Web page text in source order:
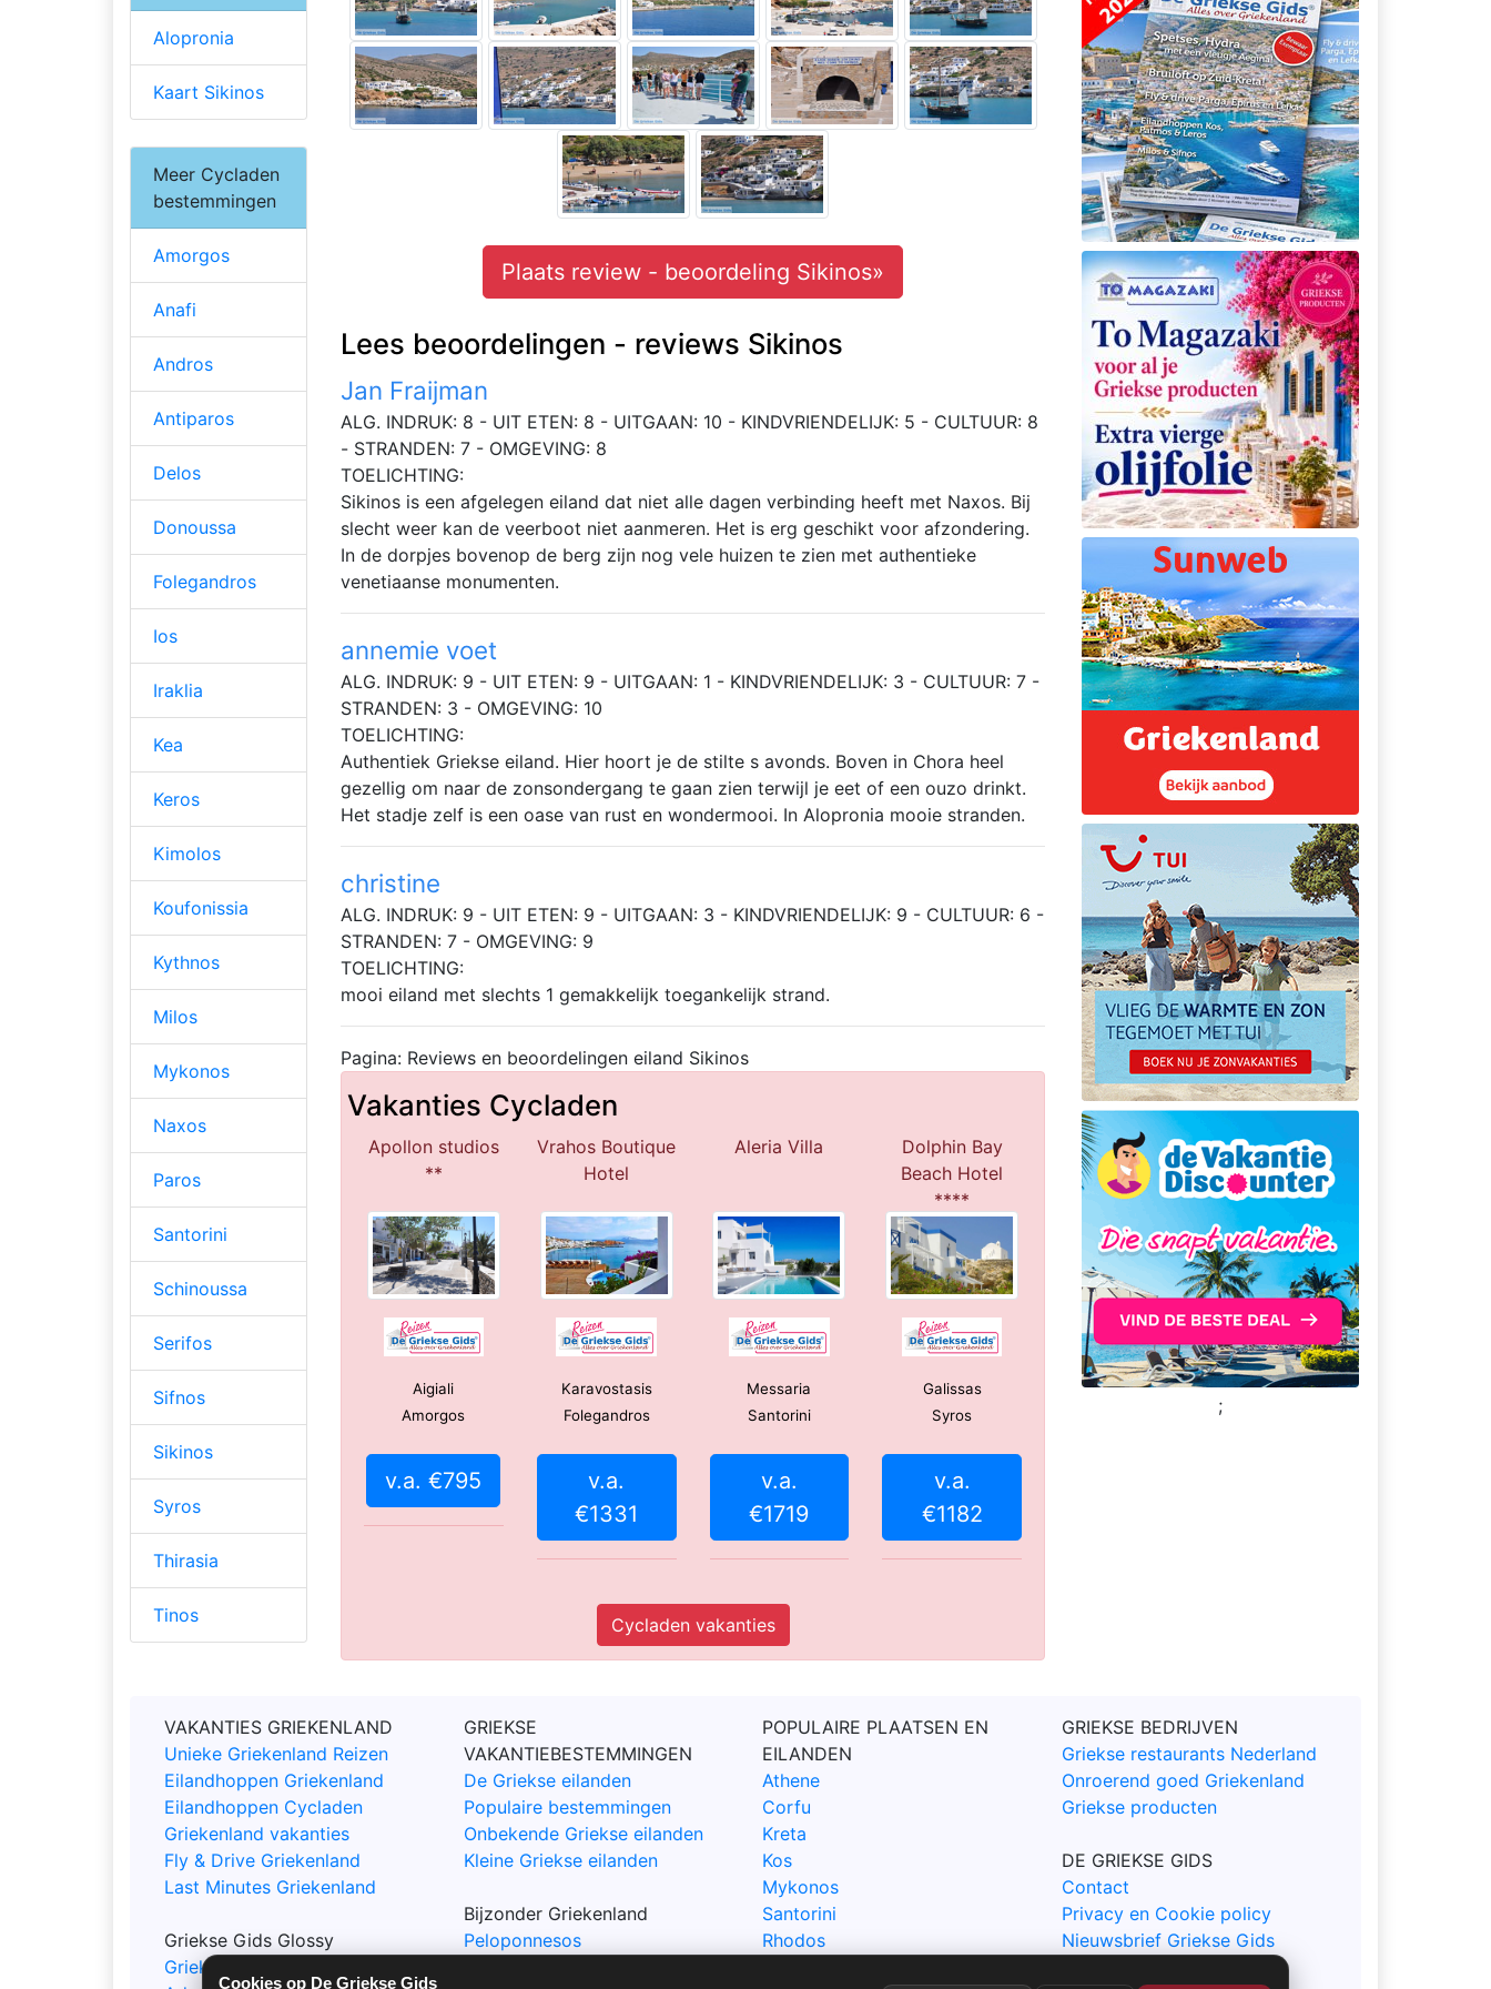
Cookies op De Griekse Gids
Plaats review - beoordeling Sikinos»
Lees beoordelingen - reviews Sikinos
Jan Fraijman
ALG. INDRUK: 8 - UIT ETEN: 8 - UITGAAN: 10 - KINDVRIENDELIJK: 5 - CULTUUR: 8
- STRANDEN: 7 - OMGEVING: 8
TOELICHTING:
Sikinos is een afgelegen eiland dat niet alle dagen verbinding heeft met Naxos. Bij
slecht weer kan de veerboot niet aanmeren. Het is erg geschikt voor afzondering.
In de dorpjes bovenop de berg zijn nog vele huizen te zien met authentieke
venetiaanse monumenten.
annemie voet
ALG. INDRUK: 9 - UIT ETEN: 9 - UITGAAN: 1 - KINDVRIENDELIJK: 3 - CULTUUR: 7 -
STRANDEN: 3 - OMGEVING: 10
TOELICHTING:
Authentiek Griekse eiland. Hier hoort je de stilte s avonds. Boven in Chora heel
gezellig om naar de zonsondergang te gaan zien terwijl je eet of een ouzo drinkt.
Het stadje zelf is een oase van rust en wondermooi. In Alopronia mooie stranden.
christine
ALG. INDRUK: 9 - UIT ETEN: 9 - UITGAAN: 3 - KINDVRIENDELIJK: 9 - CULTUUR: 6 -
STRANDEN: 7 - OMGEVING: 9
TOELICHTING:
mooi eiland met slechts 1 gemakkelijk toegankelijk strand.
Pagina: Reviews en beoordelingen eiland Sikinos
Vakanties Cycladen
Apollon studios
**
Aigiali
Amorgos
v.a. €795
Vrahos Boutique
Hotel
Karavostasis
Folegandros
v.a.
€1331
Aleria Villa
Messaria
Santorini
v.a.
€1719
Dolphin Bay
Beach Hotel
****
Galissas
Syros
v.a.
€1182
Cycladen vakanties
Alopronia
Kaart Sikinos
Meer Cycladen
bestemmingen
Amorgos
Anafi
Andros
Antiparos
Delos
Donoussa
Folegandros
Ios
Iraklia
Kea
Keros
Kimolos
Koufonissia
Kythnos
Milos
Mykonos
Naxos
Paros
Santorini
Schinoussa
Serifos
Sifnos
Sikinos
Syros
Thirasia
Tinos
;
VAKANTIES GRIEKENLAND
Unieke Griekenland Reizen
Eilandhoppen Griekenland
Eilandhoppen Cycladen
Griekenland vakanties
Fly & Drive Griekenland
Last Minutes Griekenland
Griekse Gids Glossy
Griekse Gids Glossy Bestellen
GRIEKSE
VAKANTIEBESTEMMINGEN
De Griekse eilanden
Populaire bestemmingen
Onbekende Griekse eilanden
Kleine Griekse eilanden
Bijzonder Griekenland
Peloponnesos
POPULAIRE PLAATSEN EN
EILANDEN
Athene
Corfu
Kreta
Kos
Mykonos
Santorini
Rhodos
GRIEKSE BEDRIJVEN
Griekse restaurants Nederland
Onroerend goed Griekenland
Griekse producten
DE GRIEKSE GIDS
Contact
Privacy en Cookie policy
Nieuwsbrief Griekse Gids